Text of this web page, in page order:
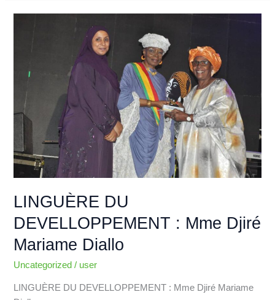
LINGUÈRE DU
DEVELLOPPEMENT : Mme Djiré
Mariame Diallo
Uncategorized / user
LINGUÈRE DU DEVELLOPPEMENT : Mme Djiré Mariame
DEVELLOPPEMENT
Mme
Djiré
Mariame
Diallo